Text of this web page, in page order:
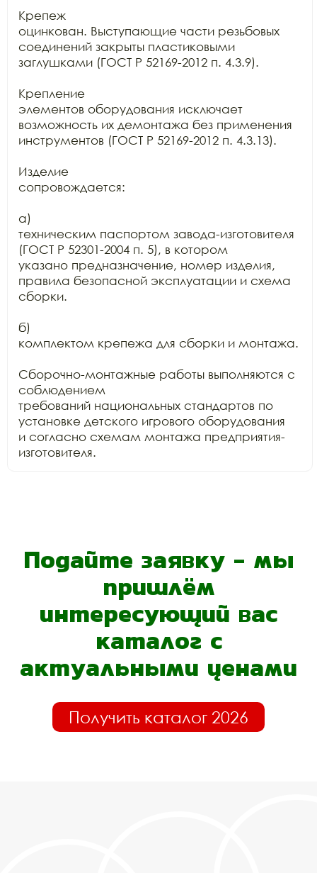
Крепеж
оцинкован. Выступающие части резьбовых
соединений закрыты пластиковыми
заглушками (ГОСТ Р 52169-2012 п. 4.3.9).
Крепление
элементов оборудования исключает
возможность их демонтажа без применения
инструментов (ГОСТ Р 52169-2012 п. 4.3.13).
Изделие
сопровождается:
а)
техническим паспортом завода-изготовителя
(ГОСТ Р 52301-2004 п. 5), в котором
указано предназначение, номер изделия,
правила безопасной эксплуатации и схема
сборки.
б)
комплектом крепежа для сборки и монтажа.
Сборочно-монтажные работы выполняются с
соблюдением
требований национальных стандартов по
установке детского игрового оборудования
и согласно схемам монтажа предприятия-
изготовителя.
Подайте заявку - мы
пришлём
интересующий вас
каталог с
актуальными ценами
Получить каталог 2026